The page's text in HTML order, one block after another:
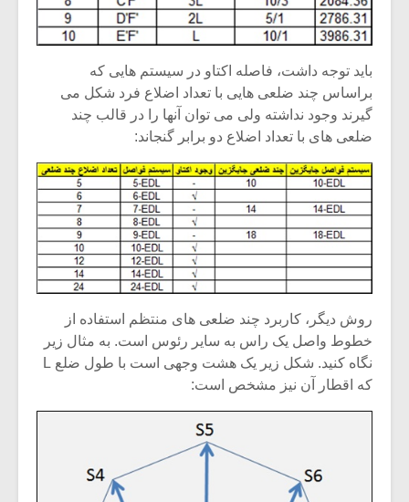
باید توجه داشت، فاصله اکتاو در سیستم هایی که
براساس چند ضلعی هایی با تعداد اضلاع فرد شکل می
گیرند وجود نداشته ولی می توان آنها را در قالب چند
ضلعی های با تعداد اضلاع دو برابر گنجاند:
روش دیگر، کاربرد چند ضلعی های منتظم استفاده از
خطوط واصل یک راس به سایر رئوس است. به مثال زیر
نگاه کنید. شکل زیر یک هشت وجهی است با طول ضلع L
که اقطار آن نیز مشخص است: